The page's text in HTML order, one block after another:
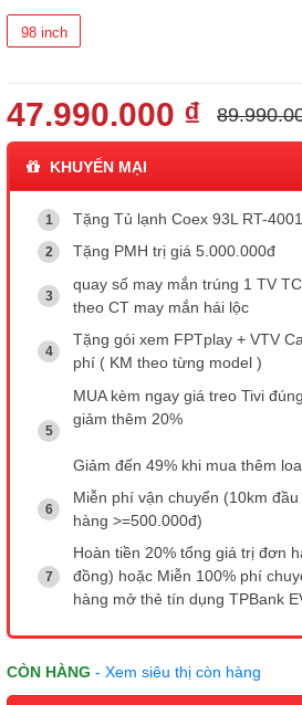
98 inch
47.990.000 ₫
KHUYẾN MẠI
Tặng Tủ lạnh Coex 93L RT-
Tặng PMH trị giá 5.000.000đ
quay số may mắn trúng 1 TV
theo CT may mắn hái lộc
Tặng gói xem FPTplay + VTV
phí ( KM theo từng model )
MUA kèm ngay giá treo Tivi
giảm thêm 20%
Giảm đến 49% khi mua thêm
Miễn phí vận chuyển (10km
hàng >=500.000đ)
Hoàn tiền 20% tổng giá trị đơn
đồng) hoặc Miễn 100% phí
hàng mở thẻ tín dụng TPBank
CÒN HÀNG - Xem siêu thị còn hàng